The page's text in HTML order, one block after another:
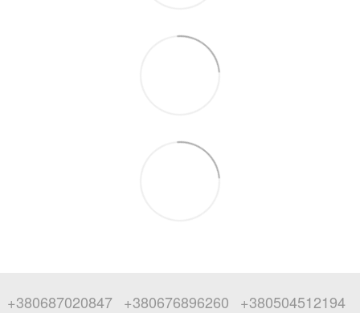
+380687020847 +380676896260
+380504512194